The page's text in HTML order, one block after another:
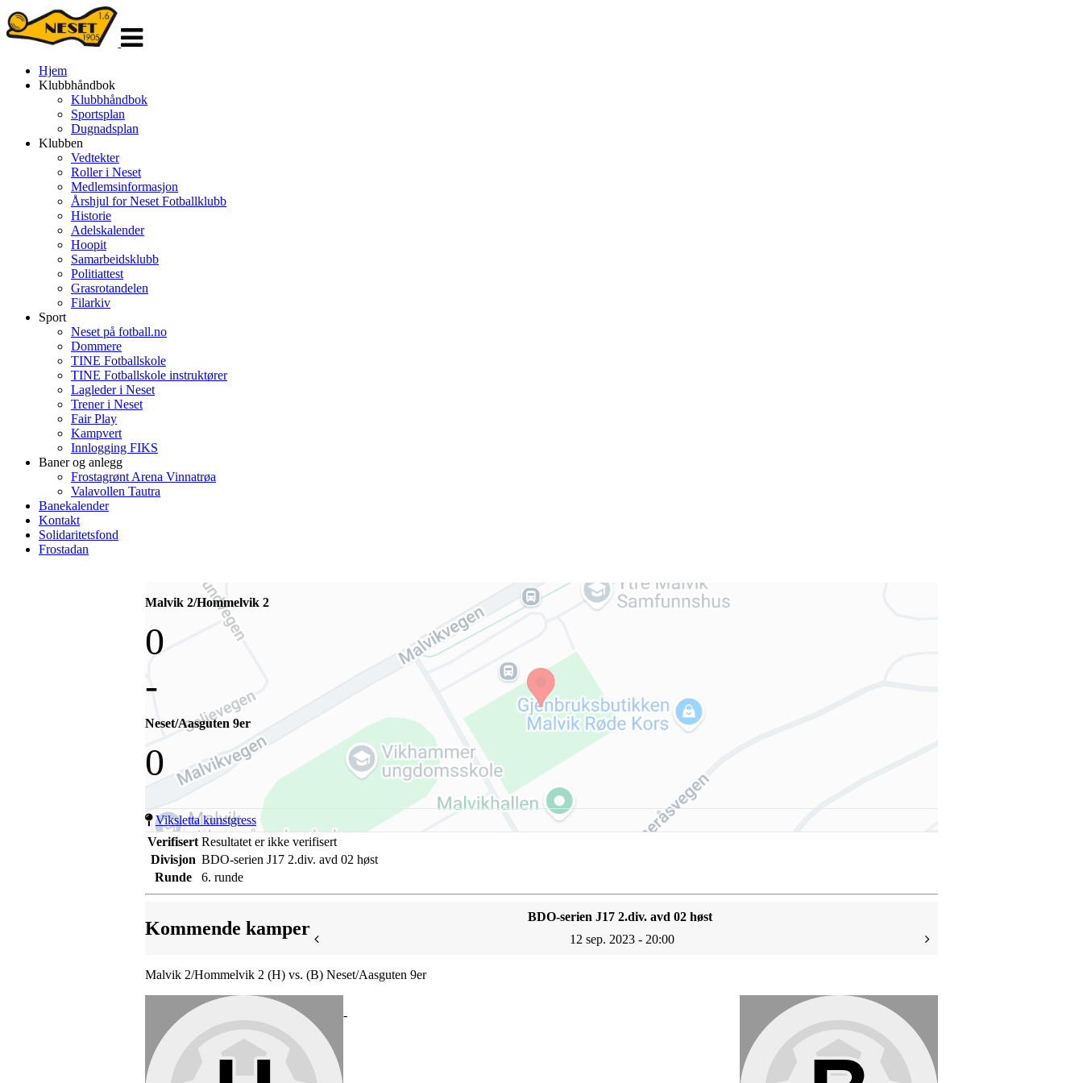
navigasjon
Hjem
Klubbhåndbok
Klubbhåndbok
Sportsplan
Dugnadsplan
Klubben
Vedtekter
Roller i Neset
Medlemsinformasjon
Årshjul for Neset Fotballklubb
Historie
Adelskalender
Hoopit
Samarbeidsklubb
Politiattest
Grasrotandelen
Filarkiv
Sport
Neset på fotball.no
Dommere
TINE Fotballskole
TINE Fotballskole instruktører
Lagleder i Neset
Trener i Neset
Fair Play
Kampvert
Innlogging FIKS
Baner og anlegg
Frostagrønt Arena Vinnatrøa
Valavollen Tautra
Banekalender
Kontakt
Solidaritetsfond
Frostadan
Malvik 2/Hommelvik 2
0
-
Neset/Aasguten 9er
0
Viksletta kunstgress
Verifisert Resultatet er ikke verifisert
Divisjon BDO-serien J17 2.div. avd 02 høst
Runde
6. runde
Kommende kamper
BDO-serien J17 2.div. avd 02 høst
12 sep. 2023 - 20:00
Malvik 2/Hommelvik 2 (H) vs. (B) Neset/Aasguten 9er
-